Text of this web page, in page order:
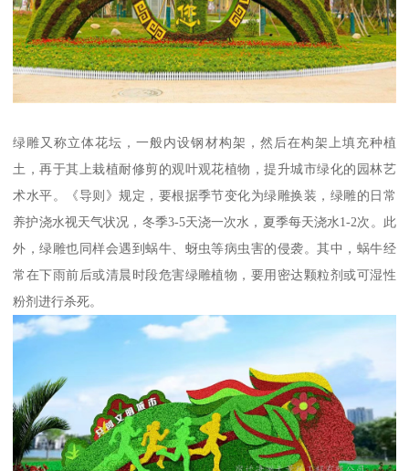
绿雕又称立体花坛，一般内设钢材构架，然后在构架上填充种植
土，再于其上栽植耐修剪的观叶观花植物，提升城市绿化的园林艺
术水平。《导则》规定，要根据季节变化为绿雕换装，绿雕的日常
养护浇水视天气状况，冬季3-5天浇一次水，夏季每天浇水1-2次。此
外，绿雕也同样会遇到蜗牛、蚜虫等病虫害的侵袭。其中，蜗牛经
常在下雨前后或清晨时段危害绿雕植物，要用密达颗粒剂或可湿性
粉剂进行杀死。